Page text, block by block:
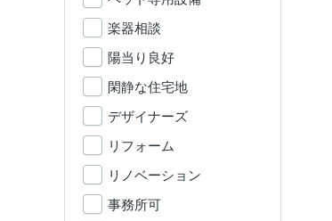
楽器相談
陽当り良好
閑静な住宅地
デザイナーズ
リフォーム
リノベーション
事務所可